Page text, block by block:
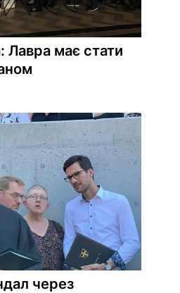
Лавра має стати
через